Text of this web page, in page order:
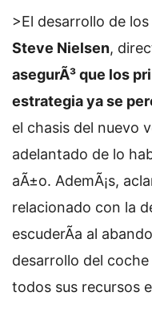
>El desarrollo de
Steve Nielsen,
asegurÃ³ que los
estrategia ya se
el chasis del nuevo
adelantado de lo
aÃ±o. AdemÃ¡s,
relacionado con la
escuderÃ­a al
desarrollo del
todos sus recursos